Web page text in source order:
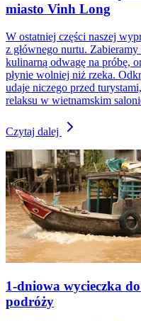
miasto Vinh Long
W ostatniej części naszej
z głównego nurtu.
kulinarną odwagę na próbę,
płynie wolniej niż rzeka.
udaje niczego przed
relaksu w wietnamskim
Czytaj dalej
1-dniowa wycieczka
podróży